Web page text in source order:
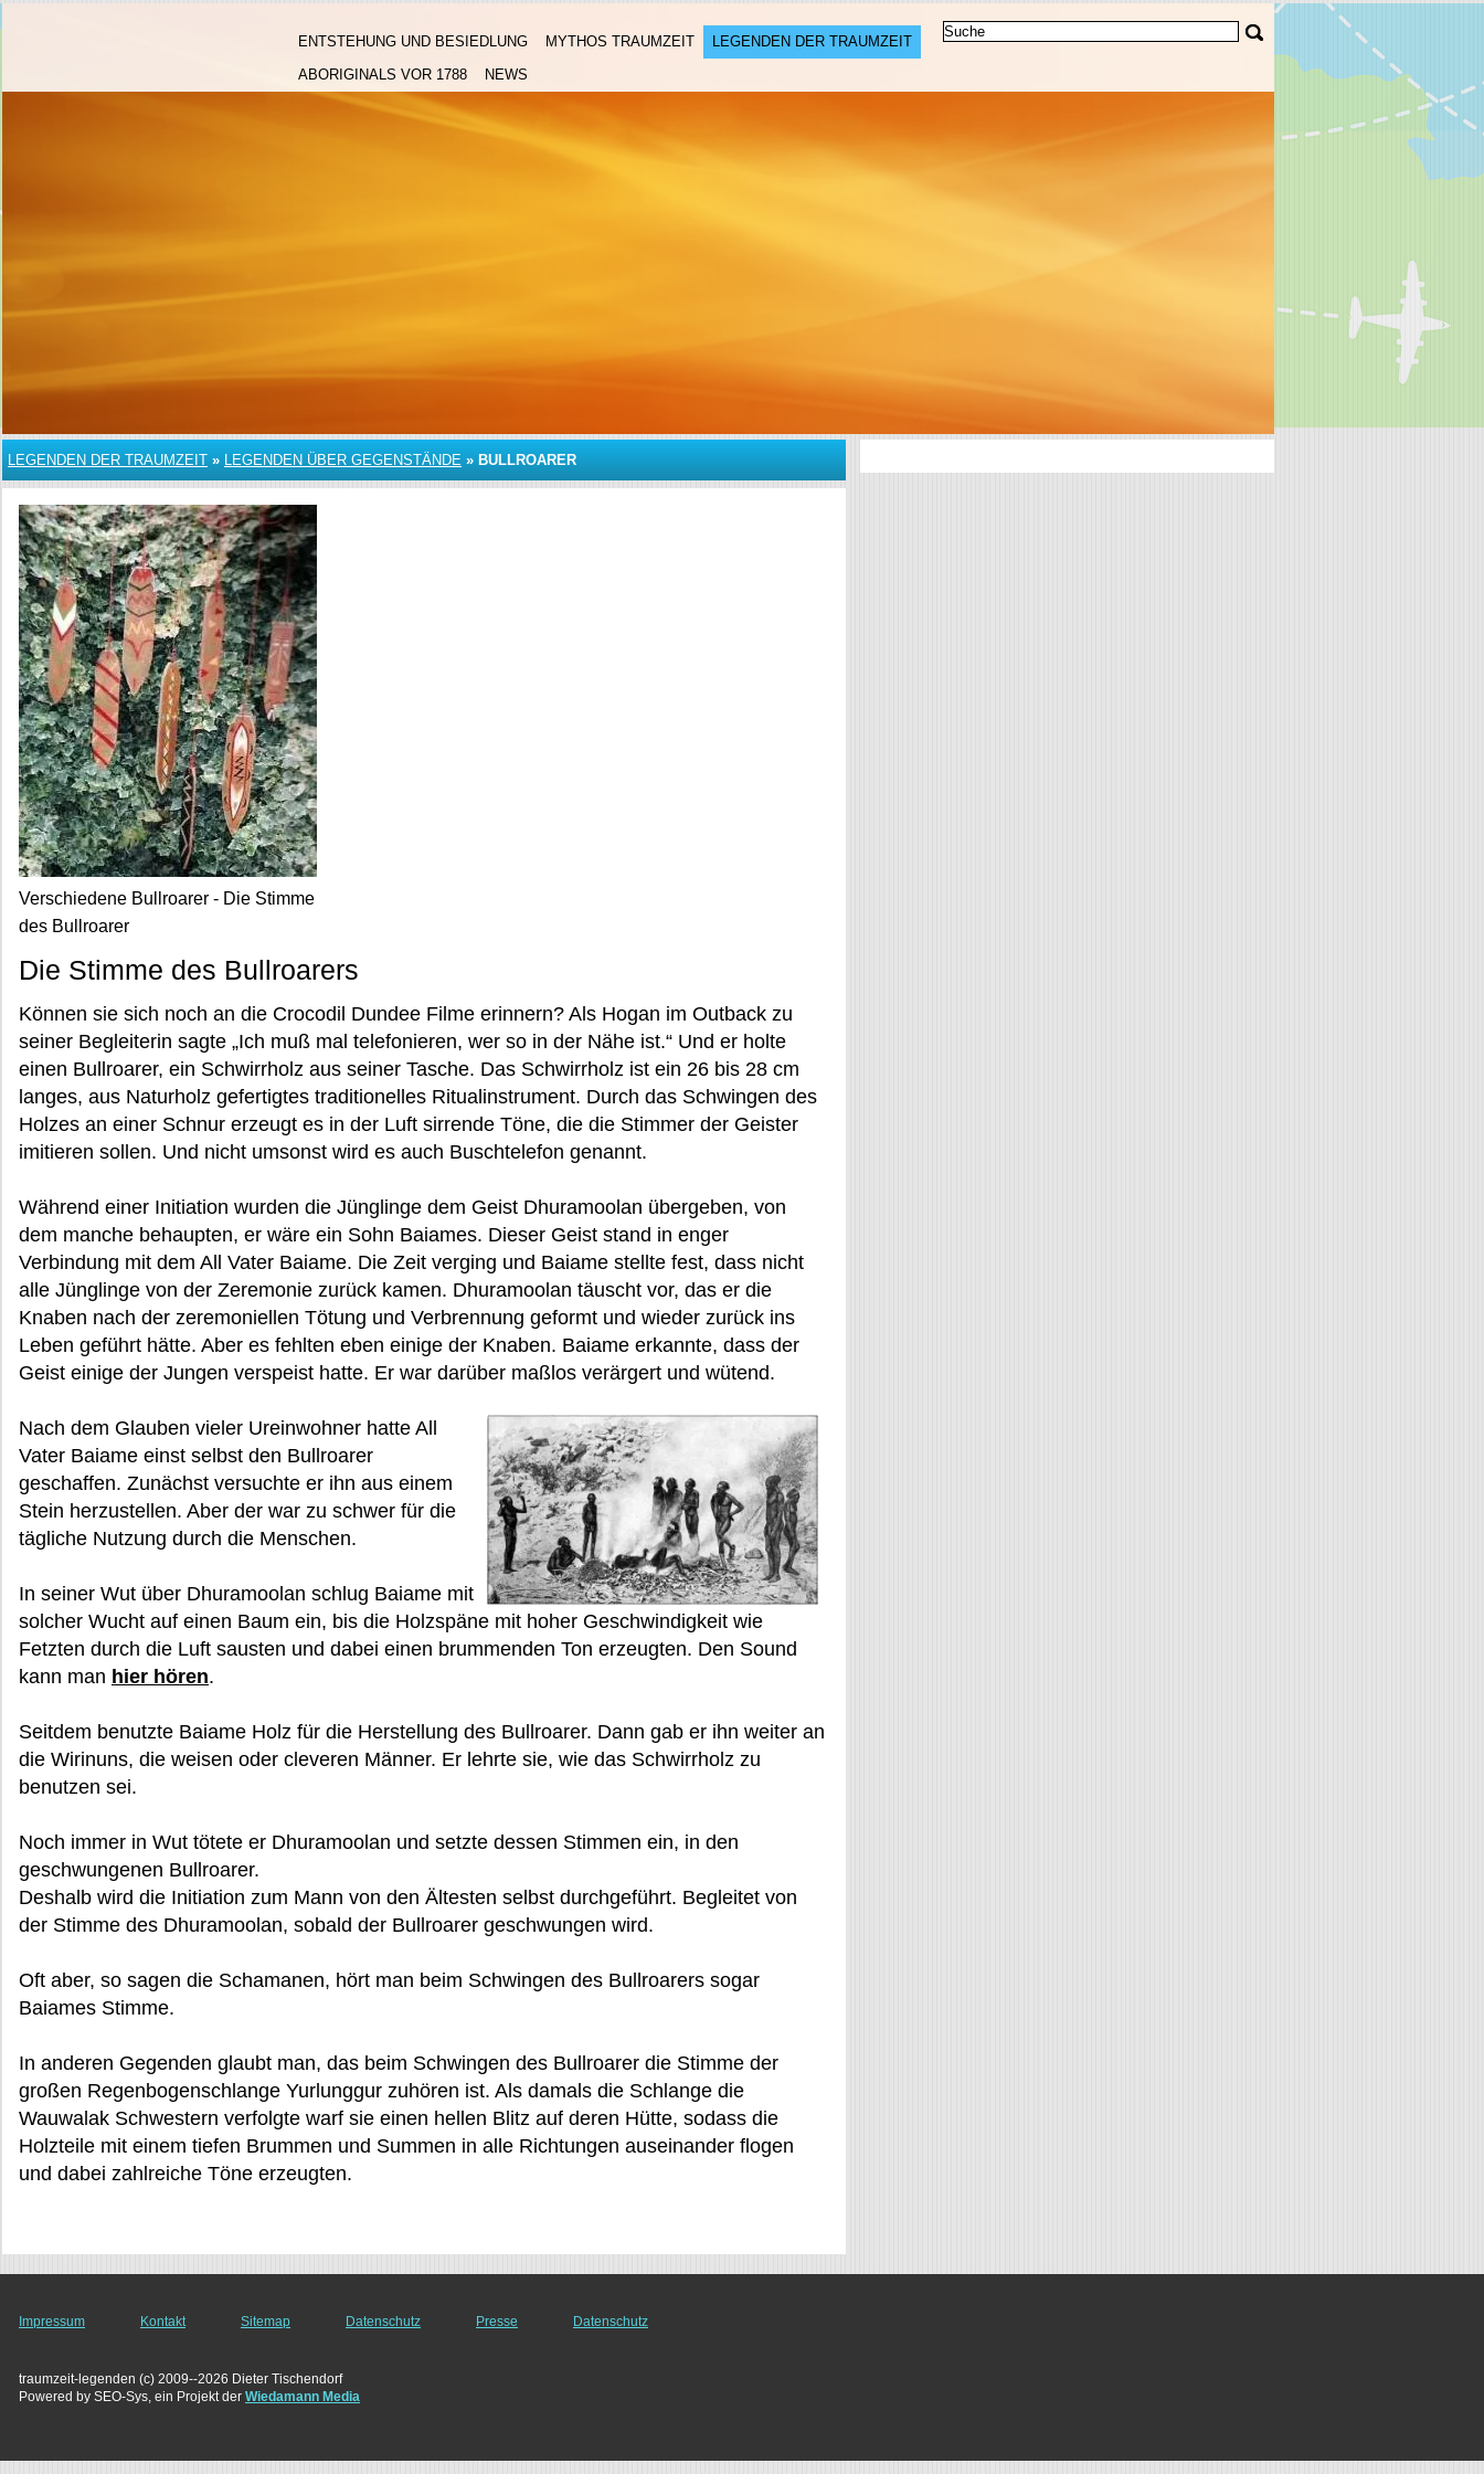
ENTSTEHUNG UND BESIEDLUNG MYTHOS TRAUMZEIT
LEGENDEN DER TRAUMZEIT
ABORIGINALS VOR 1788
NEWS
LEGENDEN DER TRAUMZEIT » LEGENDEN ÜBER GEGENSTÄNDE » BULLROARER
Verschiedene Bullroarer - Die Stimme
des Bullroarer
Die Stimme des Bullroarers
Können sie sich noch an die Crocodil Dundee Filme erinnern? Als Hogan im Outback zu
seiner Begleiterin sagte „Ich muß mal telefonieren, wer so in der Nähe ist.“ Und er holte
einen Bullroarer, ein Schwirrholz aus seiner Tasche. Das Schwirrholz ist ein 26 bis 28 cm
langes, aus Naturholz gefertigtes traditionelles Ritualinstrument. Durch das Schwingen des
Holzes an einer Schnur erzeugt es in der Luft sirrende Töne, die die Stimmer der Geister
imitieren sollen. Und nicht umsonst wird es auch Buschtelefon genannt.
Während einer Initiation wurden die Jünglinge dem Geist Dhuramoolan übergeben, von
dem manche behaupten, er wäre ein Sohn Baiames. Dieser Geist stand in enger
Verbindung mit dem All Vater Baiame. Die Zeit verging und Baiame stellte fest, dass nicht
alle Jünglinge von der Zeremonie zurück kamen. Dhuramoolan täuscht vor, das er die
Knaben nach der zeremoniellen Tötung und Verbrennung geformt und wieder zurück ins
Leben geführt hätte. Aber es fehlten eben einige der Knaben. Baiame erkannte, dass der
Geist einige der Jungen verspeist hatte. Er war darüber maßlos verärgert und wütend.
Nach dem Glauben vieler Ureinwohner hatte All
Vater Baiame einst selbst den Bullroarer
geschaffen. Zunächst versuchte er ihn aus einem
Stein herzustellen. Aber der war zu schwer für die
tägliche Nutzung durch die Menschen.
In seiner Wut über Dhuramoolan schlug Baiame mit
solcher Wucht auf einen Baum ein, bis die Holzspäne mit hoher Geschwindigkeit wie
Fetzten durch die Luft sausten und dabei einen brummenden Ton erzeugten. Den Sound
kann man hier hören.
Seitdem benutzte Baiame Holz für die Herstellung des Bullroarer. Dann gab er ihn weiter an
die Wirinuns, die weisen oder cleveren Männer. Er lehrte sie, wie das Schwirrholz zu
benutzen sei.
Noch immer in Wut tötete er Dhuramoolan und setzte dessen Stimmen ein, in den
geschwungenen Bullroarer.
Deshalb wird die Initiation zum Mann von den Ältesten selbst durchgeführt. Begleitet von
der Stimme des Dhuramoolan, sobald der Bullroarer geschwungen wird.
Oft aber, so sagen die Schamanen, hört man beim Schwingen des Bullroarers sogar
Baiames Stimme.
In anderen Gegenden glaubt man, das beim Schwingen des Bullroarer die Stimme der
großen Regenbogenschlange Yurlunggur zuhören ist. Als damals die Schlange die
Wauwalak Schwestern verfolgte warf sie einen hellen Blitz auf deren Hütte, sodass die
Holzteile mit einem tiefen Brummen und Summen in alle Richtungen auseinander flogen
und dabei zahlreiche Töne erzeugten.
Impressum Kontakt Sitemap Datenschutz Presse Datenschutz
traumzeit-legenden (c) 2009--2026 Dieter Tischendorf
Powered by SEO-Sys, ein Projekt der Wiedamann Media